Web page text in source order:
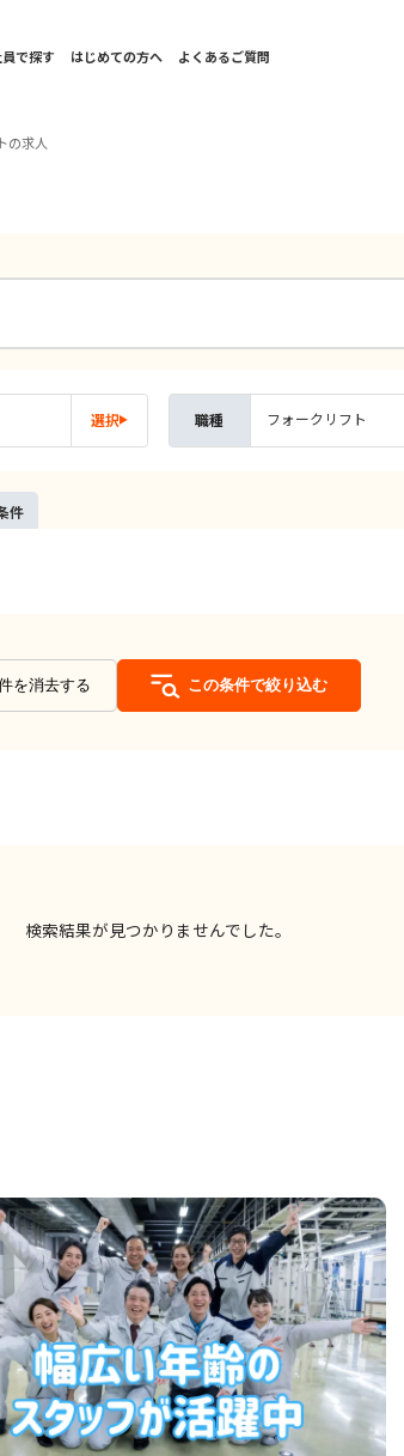
で探す はじめての方へ よくあるご質問
の求人
選択 職種 フォークリフト
件
を消去する この条件で絞り込む
検索結果が見つかりませんでした。